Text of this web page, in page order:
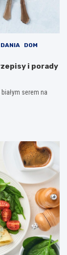
DOM
i porady
serem na